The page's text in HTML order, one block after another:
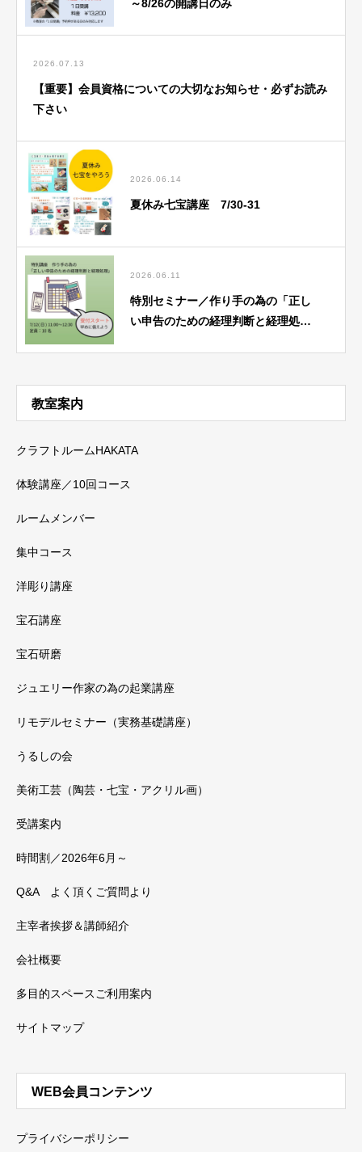
～8/26の開講日のみ
2026.07.13
【重要】会員資格についての大切なお知らせ・必ずお読み
下さい
2026.06.14
夏休み七宝講座 7/30-31
2026.06.11
特別セミナー／作り手の為の「正し
い申告のための経理判断と経理処
教室案内
クラフトルームHAKATA
体験講座／10回コース
ルームメンバー
集中コース
洋彫り講座
宝石講座
宝石研磨
ジュエリー作家の為の起業講座
リモデルセミナー（実務基礎講座）
うるしの会
美術工芸（陶芸・七宝・アクリル画）
受講案内
時間割／2026年6月～
Q&A よく頂くご質問より
主宰者挨拶＆講師紹介
会社概要
多目的スペースご利用案内
サイトマップ
WEB会員コンテンツ
プライバシーポリシー